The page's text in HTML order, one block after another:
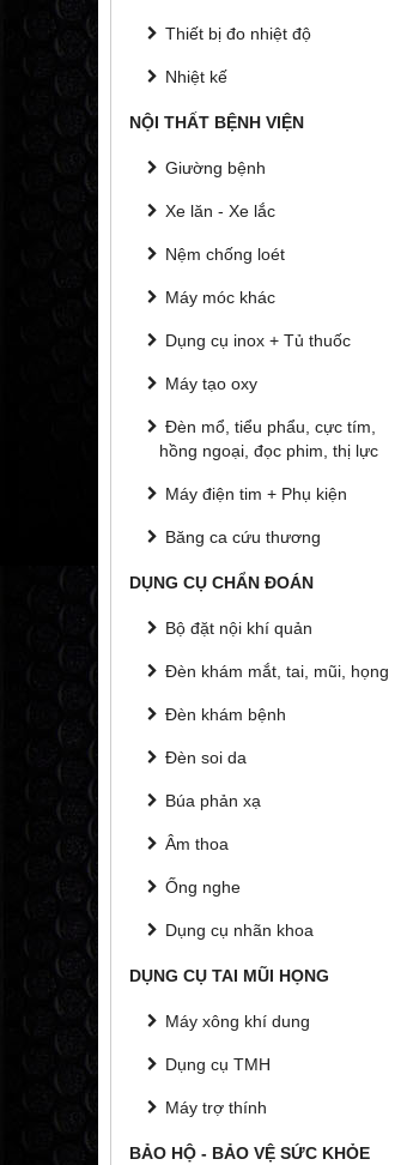
Thiết bị đo nhiệt độ
Nhiệt kế
NỘI THẤT BỆNH VIỆN
Giường bệnh
Xe lăn - Xe lắc
Nệm chống loét
Máy móc khác
Dụng cụ inox + Tủ thuốc
Máy tạo oxy
Đèn mổ, tiểu phẩu, cực tím,
hồng ngoại, đọc phim, thị lực
Máy điện tim + Phụ kiện
Băng ca cứu thương
DỤNG CỤ CHẨN ĐOÁN
Bộ đặt nội khí quản
Đèn khám mắt, tai, mũi, họng
Đèn khám bệnh
Đèn soi da
Búa phản xạ
Âm thoa
Ống nghe
Dụng cụ nhãn khoa
DỤNG CỤ TAI MŨI HỌNG
Máy xông khí dung
Dụng cụ TMH
Máy trợ thính
BẢO HỘ - BẢO VỆ SỨC KHỎE